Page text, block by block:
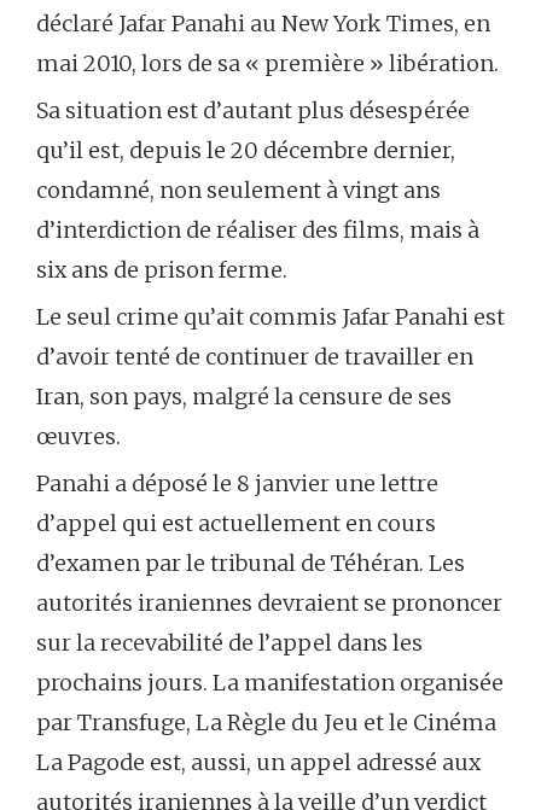
déclaré Jafar Panahi au New York Times, en
mai 2010, lors de sa « première » libération.
Sa situation est d’autant plus désespérée
qu’il est, depuis le 20 décembre dernier,
condamné, non seulement à vingt ans
d’interdiction de réaliser des films, mais à
six ans de prison ferme.
Le seul crime qu’ait commis Jafar Panahi est
d’avoir tenté de continuer de travailler en
Iran, son pays, malgré la censure de ses
œuvres.
Panahi a déposé le 8 janvier une lettre
d’appel qui est actuellement en cours
d’examen par le tribunal de Téhéran. Les
autorités iraniennes devraient se prononcer
sur la recevabilité de l’appel dans les
prochains jours. La manifestation organisée
par Transfuge, La Règle du Jeu et le Cinéma
La Pagode est, aussi, un appel adressé aux
autorités iraniennes à la veille d’un verdict